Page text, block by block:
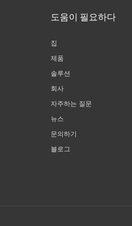
도움이 필요하다
집
제품
솔루션
회사
자주하는 질문
뉴스
문의하기
블로그